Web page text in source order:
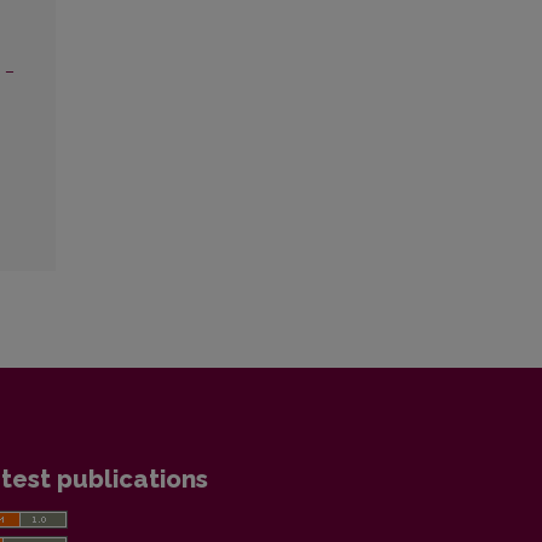
–
publications